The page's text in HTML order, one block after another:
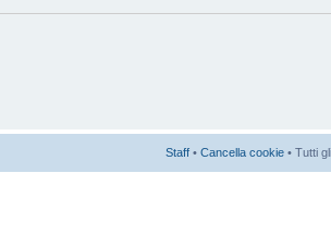
Staff • Cancella cookie • Tutti